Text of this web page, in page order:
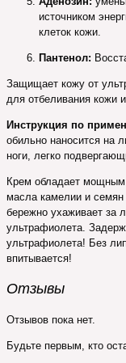
источником
клеток кожи.
Пантенол:
Защищает кожу от
для отбеливания кожи
Инструкция по
обильно наносится на
ноги, легко
Крем обладает
масла камелии и семян
бережно ухаживает за
ультрафиолета.
ультрафиолета! Без
впитывается!
Отзывы
Отзывов пока нет.
Будьте первым, кто